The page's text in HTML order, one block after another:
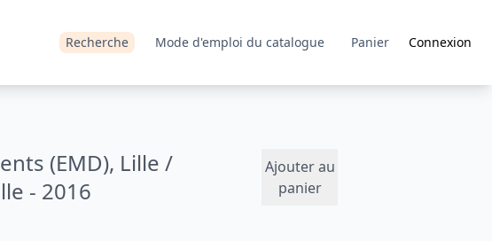
Recherche Mode d'emploi du catalogue Panier Connexion
(EMD), Lille /
- 2016
Ajouter au
panier